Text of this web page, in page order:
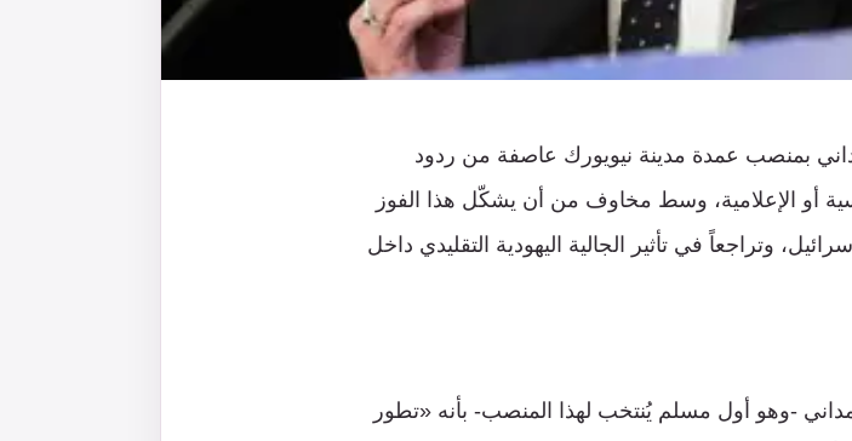
بمنصب عمدة مدينة نيويورك عاصفة من ردود
أو الإعلامية، وسط مخاوف من أن يشكّل هذا الفوز
وتراجعاً في تأثير الجالية اليهودية التقليدي داخل
-وهو أول مسلم يُنتخب لهذا المنصب- بأنه «تطور